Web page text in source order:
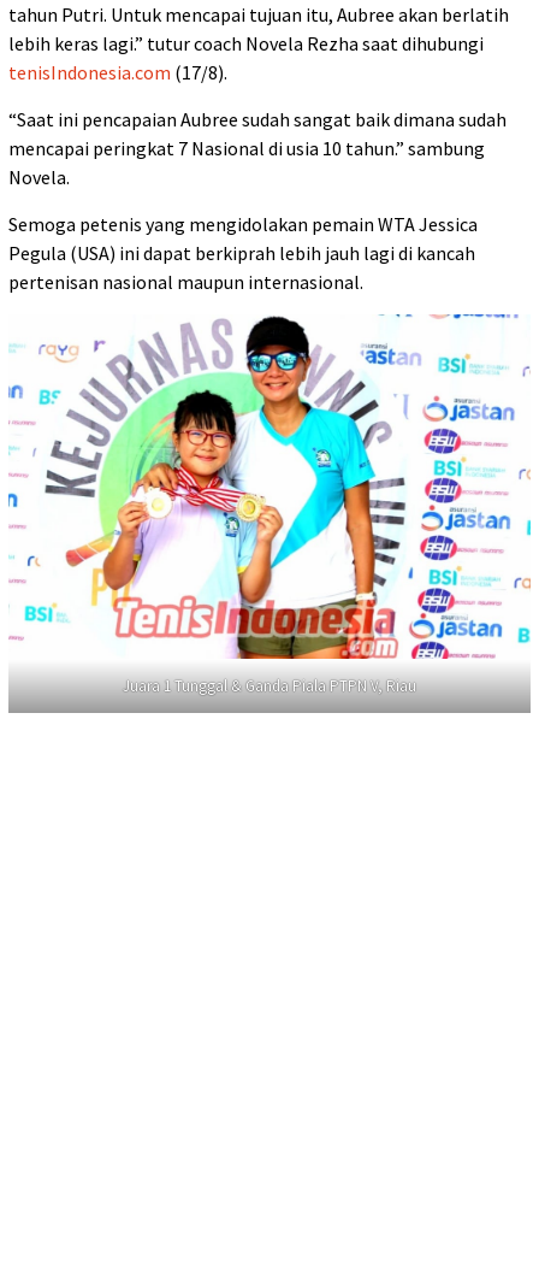
tahun Putri. Untuk mencapai tujuan itu, Aubree akan berlatih
lebih keras lagi.” tutur coach Novela Rezha saat dihubungi
tenisIndonesia.com (17/8).
“Saat ini pencapaian Aubree sudah sangat baik dimana sudah
mencapai peringkat 7 Nasional di usia 10 tahun.” sambung
Novela.
Semoga petenis yang mengidolakan pemain WTA Jessica
Pegula (USA) ini dapat berkiprah lebih jauh lagi di kancah
pertenisan nasional maupun internasional.
Juara 1 Tunggal & Ganda Piala PTPN V, Riau